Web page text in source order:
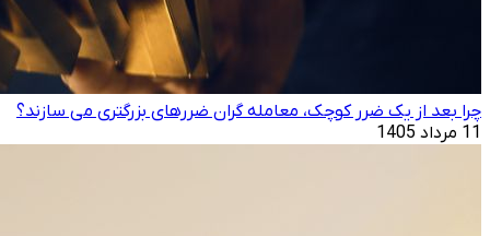
چرا بعد از یک ضرر کوچک، معامله‌ گران ضررهای بزرگتری می ‌سازند؟
11 مرداد 1405